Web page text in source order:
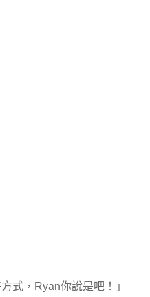
式，Ryan你說是吧！」